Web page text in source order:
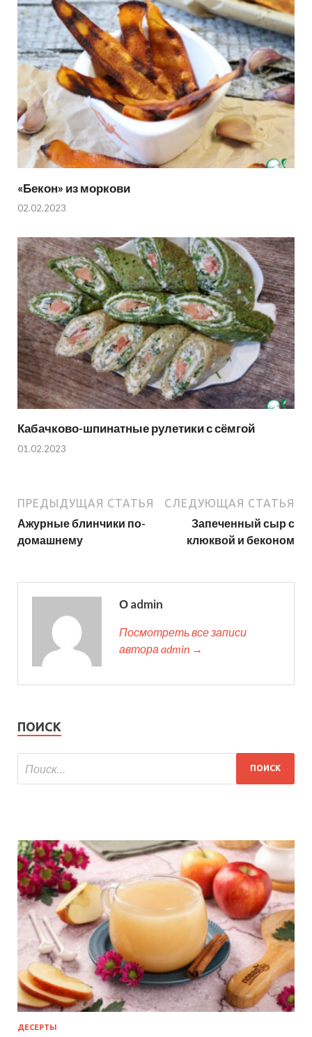
«Бекон» из моркови
02.02.2023
Кабачково-шпинатные рулетики с сёмгой
01.02.2023
ПРЕДЫДУЩАЯ СТАТЬЯ
Ажурные блинчики по-
домашнему
СЛЕДУЮЩАЯ СТАТЬЯ
Запеченный сыр с
клюквой и беконом
О admin
Посмотреть все записи
автора admin →
ПОИСК
ДЕСЕРТЫ